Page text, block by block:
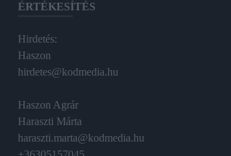
ÉRTÉKESÍTÉS
Hirdetés:
Haszon
hirdetes@kodmedia.hu
Haszon Agrár
Haraszti Márta
haraszti.marta@kodmedia.hu